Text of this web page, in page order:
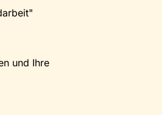
und Ihre